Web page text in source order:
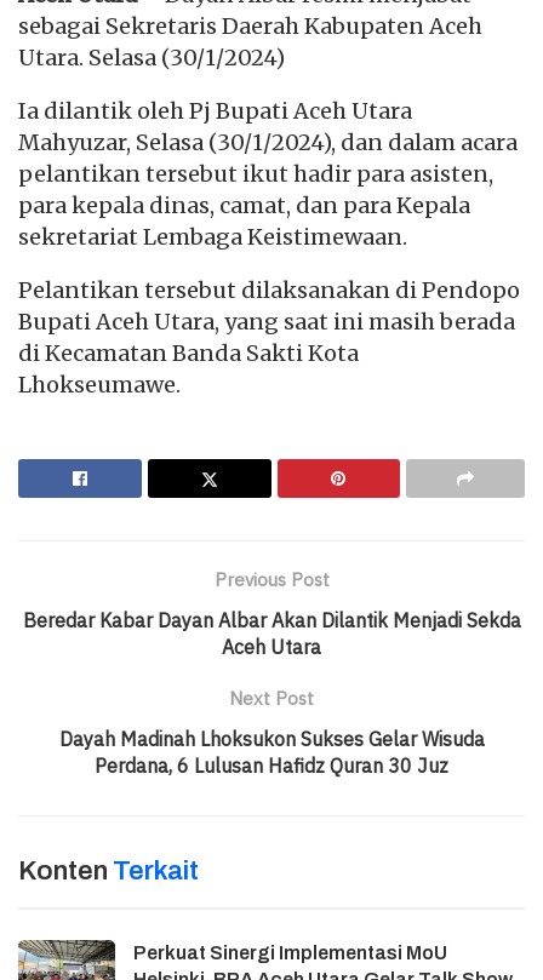
sebagai Sekretaris Daerah Kabupaten Aceh
Utara. Selasa (30/1/2024)
Ia dilantik oleh Pj Bupati Aceh Utara
Mahyuzar, Selasa (30/1/2024), dan dalam acara
pelantikan tersebut ikut hadir para asisten,
para kepala dinas, camat, dan para Kepala
sekretariat Lembaga Keistimewaan.
Pelantikan tersebut dilaksanakan di Pendopo
Bupati Aceh Utara, yang saat ini masih berada
di Kecamatan Banda Sakti Kota
Lhokseumawe.
Previous Post
Beredar Kabar Dayan Albar Akan Dilantik Menjadi Sekda
Aceh Utara
Next Post
Dayah Madinah Lhoksukon Sukses Gelar Wisuda
Perdana, 6 Lulusan Hafidz Quran 30 Juz
Konten Terkait
Perkuat Sinergi Implementasi MoU